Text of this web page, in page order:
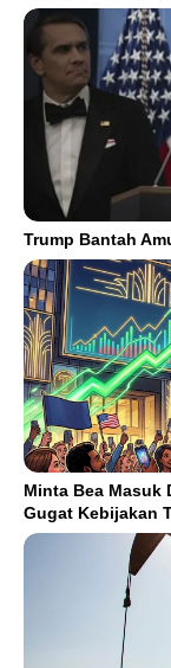
Trump Bantah
Minta Bea Masuk
Gugat Kebijakan